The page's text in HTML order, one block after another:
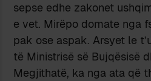
sepse edhe zakonet
e vet. Mirëpo domate nga
pak ose aspak. Arsyet le
të Ministrisë së Bujqësisë
Megjithatë, ka nga ata që